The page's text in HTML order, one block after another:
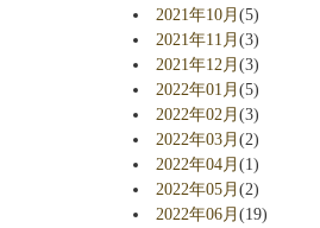
2021年10月(5)
2021年11月(3)
2021年12月(3)
2022年01月(5)
2022年02月(3)
2022年03月(2)
2022年04月(1)
2022年05月(2)
2022年06月(19)